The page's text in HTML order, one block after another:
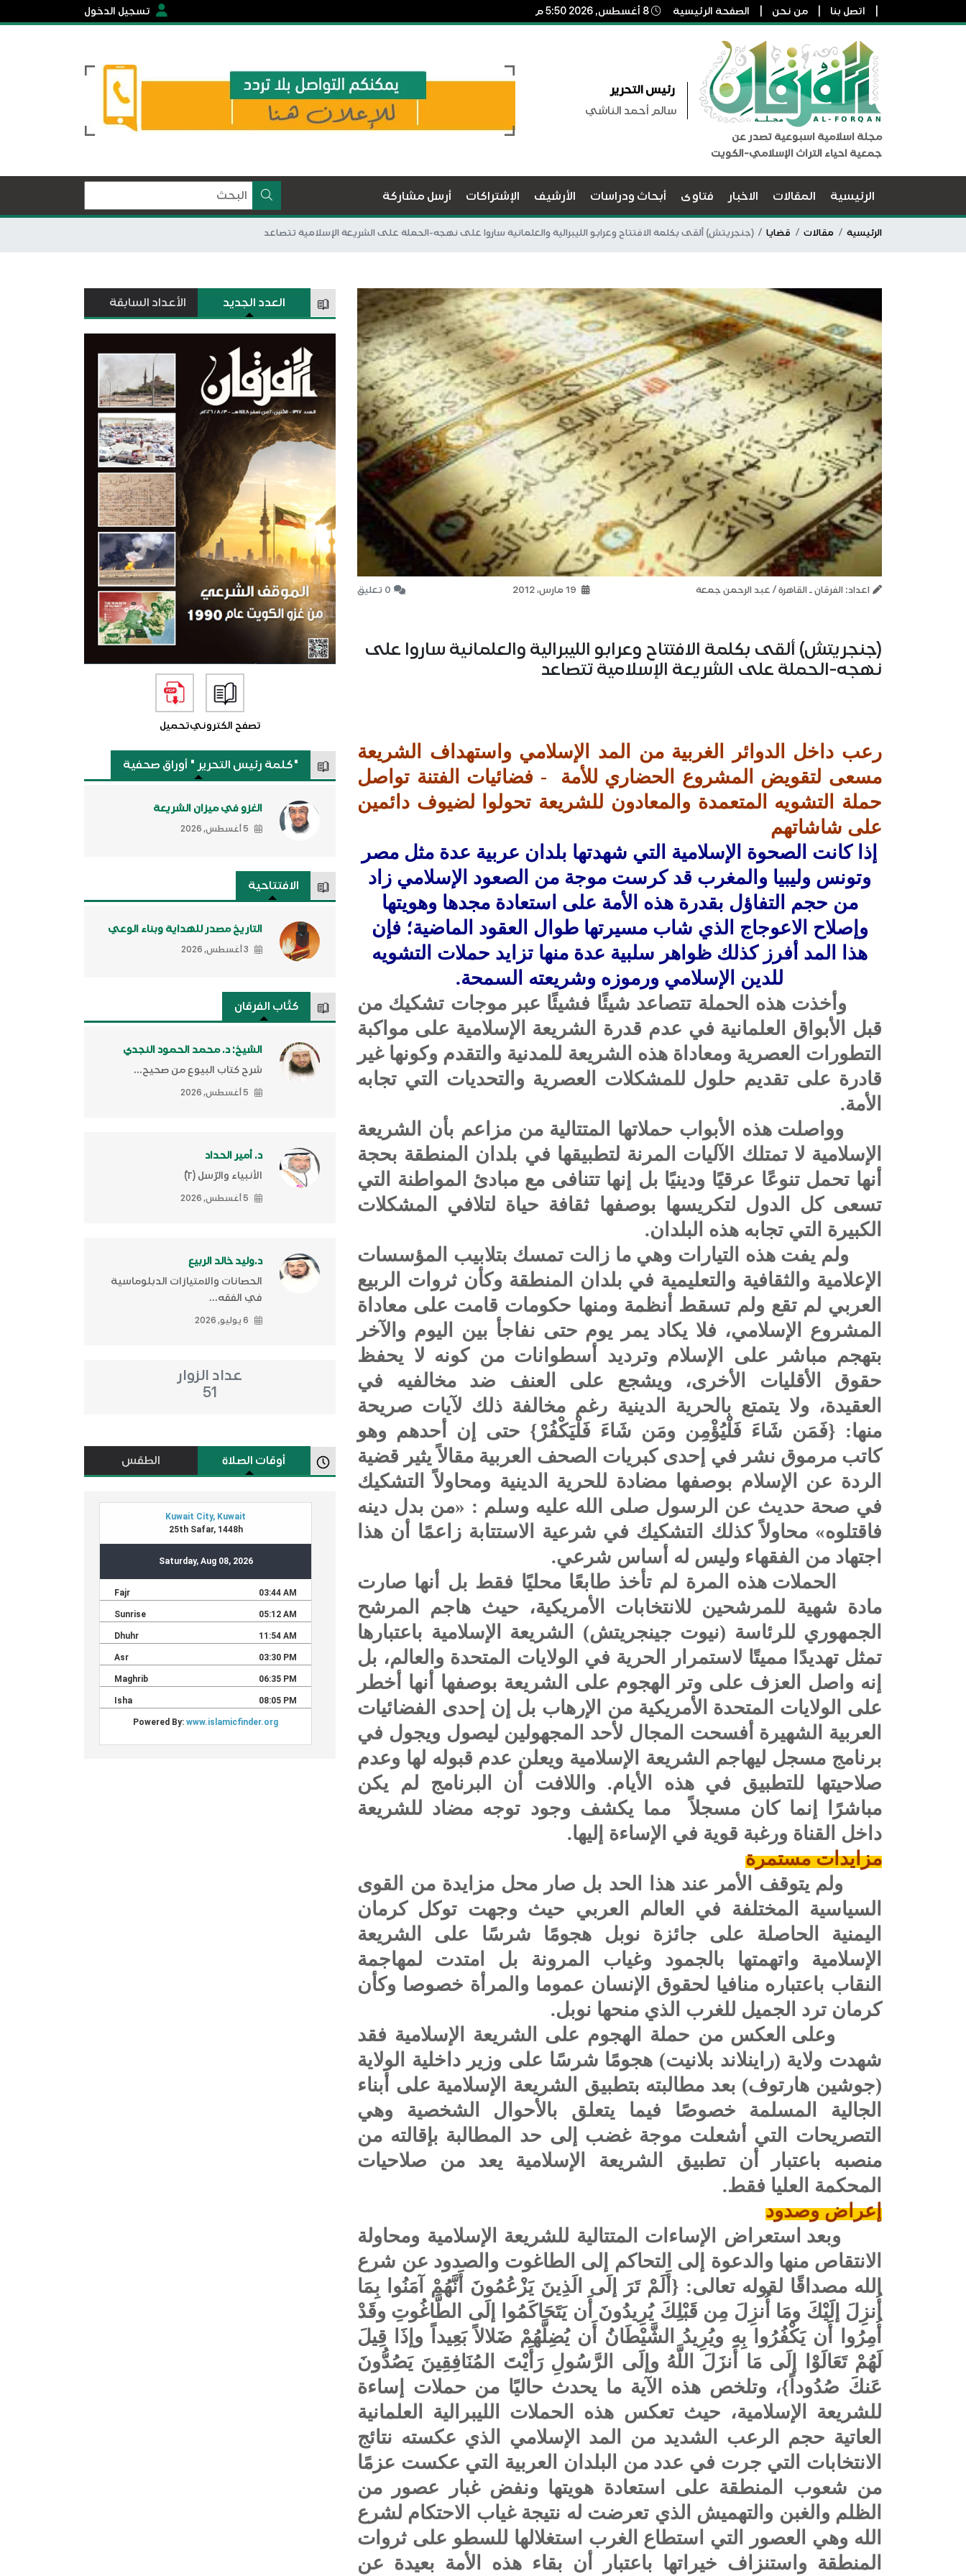
اتصل بنا من نحن الصفحة الرئيسية تسجيل الدخول
مجلة اسلامية اسبوعية تصدر عن
جمعية احياء التراث الإسلامي-الكويت
رئيس التحرير
سالم أحمد الناشي
الرئيسية المقالات الاخبار فتاوى أبحاث ودراسات الأرشيف الإشتراكات أرسل مشاركة
الرئيسية مقالات قضايا (جنجريتش) ألقى بكلمة الافتتاح وعرابو الليبرالية والعلمانية ساروا على نهجه-الحملة على الشريعة الإسلامية تتصاعد
اعداد: الفرقان ـ القاهرة / عبد الرحمن جمعة 0 تعليق
(جنجريتش) ألقى بكلمة الافتتاح وعرابو الليبرالية والعلمانية ساروا على
نهجه-الحملة على الشريعة الإسلامية تتصاعد
رعب داخل الدوائر الغربية من المد الإسلامي واستهداف الشريعة
مسعى لتقويض المشروع الحضاري للأمة - فضائيات الفتنة تواصل
حملة التشويه المتعمدة والمعادون للشريعة تحولوا لضيوف دائمين
على شاشاتهم
إذا كانت الصحوة الإسلامية التي شهدتها بلدان عربية عدة مثل مصر
وتونس وليبيا والمغرب قد كرست موجة من الصعود الإسلامي زاد
من حجم التفاؤل بقدرة هذه الأمة على استعادة مجدها وهويتها
وإصلاح الاعوجاج الذي شاب مسيرتها طوال العقود الماضية؛ فإن
هذا المد أفرز كذلك ظواهر سلبية عدة منها تزايد حملات التشويه
للدين الإسلامي ورموزه وشريعته السمحة.
وأخذت هذه الحملة تتصاعد شيئًا فشيئًا عبر موجات تشكيك من
قبل الأبواق العلمانية في عدم قدرة الشريعة الإسلامية على مواكبة
التطورات العصرية ومعاداة هذه الشريعة للمدنية والتقدم وكونها غير
قادرة على تقديم حلول للمشكلات العصرية والتحديات التي تجابه
الأمة.
وواصلت هذه الأبواب حملاتها المتتالية من مزاعم بأن الشريعة
الإسلامية لا تمتلك الآليات المرنة لتطبيقها في بلدان المنطقة بحجة
أنها تحمل تنوعًا عرقيًا ودينيًا بل إنها تتنافى مع مبادئ المواطنة التي
تسعى كل الدول لتكريسها بوصفها ثقافة حياة لتلافي المشكلات
الكبيرة التي تجابه هذه البلدان.
ولم يفت هذه التيارات وهي ما زالت تمسك بتلابيب المؤسسات
الإعلامية والثقافية والتعليمية في بلدان المنطقة وكأن ثروات الربيع
العربي لم تقع ولم تسقط أنظمة ومنها حكومات قامت على معاداة
المشروع الإسلامي، فلا يكاد يمر يوم حتى نفاجأ بين اليوم والآخر
بتهجم مباشر على الإسلام وترديد أسطوانات من كونه لا يحفظ
حقوق الأقليات الأخرى، ويشجع على العنف ضد مخالفيه في
العقيدة، ولا يتمتع بالحرية الدينية رغم مخالفة ذلك لآيات صريحة
منها: {فَمَن شَاءَ فَلْيُؤْمِن ومَن شَاءَ فَلْيَكْفُرْ} حتى إن أحدهم وهو
كاتب مرموق نشر في إحدى كبريات الصحف العربية مقالاً يثير قضية
الردة عن الإسلام بوصفها مضادة للحرية الدينية ومحاولاً التشكيك
في صحة حديث عن الرسول صلى الله عليه وسلم : «من بدل دينه
فاقتلوه» محاولاً كذلك التشكيك في شرعية الاستتابة زاعمًا أن هذا
اجتهاد من الفقهاء وليس له أساس شرعي.
الحملات هذه المرة لم تأخذ طابعًا محليًا فقط بل أنها صارت
مادة شهية للمرشحين للانتخابات الأمريكية، حيث هاجم المرشح
الجمهوري للرئاسة (نيوت جينجريتش) الشريعة الإسلامية باعتبارها
تمثل تهديدًا مميتًا لاستمرار الحرية في الولايات المتحدة والعالم، بل
إنه واصل العزف على وتر الهجوم على الشريعة بوصفها أنها أخطر
على الولايات المتحدة الأمريكية من الإرهاب بل إن إحدى الفضائيات
العربية الشهيرة أفسحت المجال لأحد المجهولين ليصول ويجول في
برنامج مسجل ليهاجم الشريعة الإسلامية ويعلن عدم قبوله لها وعدم
صلاحيتها للتطبيق في هذه الأيام. واللافت أن البرنامج لم يكن
مباشرًا إنما كان مسجلاً مما يكشف وجود توجه مضاد للشريعة
داخل القناة ورغبة قوية في الإساءة إليها.
مزايدات مستمرة
ولم يتوقف الأمر عند هذا الحد بل صار محل مزايدة من القوى
السياسية المختلفة في العالم العربي حيث وجهت توكل كرمان
اليمنية الحاصلة على جائزة نوبل هجومًا شرسًا على الشريعة
الإسلامية واتهمتها بالجمود وغياب المرونة بل امتدت لمهاجمة
النقاب باعتباره منافيا لحقوق الإنسان عموما والمرأة خصوصا وكأن
كرمان ترد الجميل للغرب الذي منحها نوبل.
وعلى العكس من حملة الهجوم على الشريعة الإسلامية فقد
شهدت ولاية (راينلاند بلانيت) هجومًا شرسًا على وزير داخلية الولاية
(جوشين هارتوف) بعد مطالبته بتطبيق الشريعة الإسلامية على أبناء
الجالية المسلمة خصوصًا فيما يتعلق بالأحوال الشخصية وهي
التصريحات التي أشعلت موجة غضب إلى حد المطالبة بإقالته من
منصبه باعتبار أن تطبيق الشريعة الإسلامية يعد من صلاحيات
المحكمة العليا فقط.
إعراض وصدود
وبعد استعراض الإساءات المتتالية للشريعة الإسلامية ومحاولة
الانتقاص منها والدعوة إلى التحاكم إلى الطاغوت والصدود عن شرع
الله مصداقًا لقوله تعالى: {أَلَمْ تَرَ إلَى الَذِينَ يَزْعُمُونَ أَنَّهُمْ آمَنُوا بِمَا
أُنزِلَ إلَيْكَ ومَا أُنزِلَ مِن قَبْلِكَ يُرِيدُونَ أَن يَتَحَاكَمُوا إلَى الطَّاغُوتِ وقَدْ
أُمِرُوا أَن يَكْفُرُوا بِهِ ويُرِيدُ الشَّيْطَانُ أَن يُضِلَّهُمْ ضَلالاً بَعِيداً وإذَا قِيلَ
لَهُمْ تَعَالَوْا إلَى مَا أَنزَلَ اللَّهُ وإلَى الرَّسُولِ رَأَيْتَ المُنَافِقِينَ يَصُدُّونَ
عَنكَ صُدُوداً}، وتلخص هذه الآية ما يحدث حاليًا من حملات إساءة
للشريعة الإسلامية، حيث تعكس هذه الحملات الليبرالية العلمانية
العاتية حجم الرعب الشديد من المد الإسلامي الذي عكسته نتائج
الانتخابات التي جرت في عدد من البلدان العربية التي عكست عزمًا
من شعوب المنطقة على استعادة هويتها ونفض غبار عصور من
الظلم والغبن والتهميش الذي تعرضت له نتيجة غياب الاحتكام لشرع
الله وهي العصور التي استطاع الغرب استغلالها للسطو على ثروات
المنطقة واستنزاف خيراتها باعتبار أن بقاء هذه الأمة بعيدة عن
العدد الجديد الأعداد السابقة
تصفح الكترونيتحميل
"كلمة رئيس التحرير " أوراق صحفية
الغزو في ميزان الشريعة
5 أغسطس, 2026
الافتتاحية
التاريخ مصدر للهداية وبناء الوعي
3 أغسطس, 2026
كتَّاب الفرقان
الشيخ: د. محمد الحمود النجدي
شرح كتاب البيوع من صحيح...
5 أغسطس, 2026
د. أمير الحداد
الأنبياء والرّسل (٢)ّ
5 أغسطس, 2026
د.وليد خالد الربيع
الحصانات والامتيازات الدبلوماسية
في الفقه...
6 يوليو, 2026
عداد الزوار
51
أوقات الصلاة الطقس